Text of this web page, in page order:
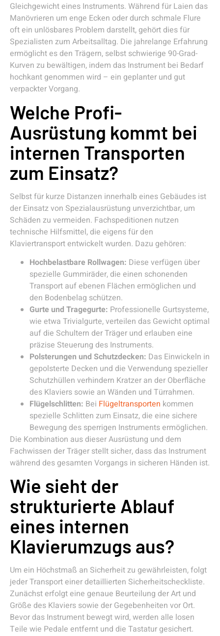
Gleichgewicht eines Instruments. Während für Laien das
Manövrieren um enge Ecken oder durch schmale Flure
oft ein unlösbares Problem darstellt, gehört dies für
Spezialisten zum Arbeitsalltag. Die jahrelange Erfahrung
ermöglicht es den Trägern, selbst schwierige 90-Grad-
Kurven zu bewältigen, indem das Instrument bei Bedarf
hochkant genommen wird – ein geplanter und gut
verpackter Vorgang.
Welche Profi-
Ausrüstung kommt bei
internen Transporten
zum Einsatz?
Selbst für kurze Distanzen innerhalb eines Gebäudes ist
der Einsatz von Spezialausrüstung unverzichtbar, um
Schäden zu vermeiden. Fachspeditionen nutzen
technische Hilfsmittel, die eigens für den
Klaviertransport entwickelt wurden. Dazu gehören:
Hochbelastbare Rollwagen: Diese verfügen über
spezielle Gummiräder, die einen schonenden
Transport auf ebenen Flächen ermöglichen und
den Bodenbelag schützen.
Gurte und Tragegurte: Professionelle Gurtsysteme,
wie etwa Trivialgurte, verteilen das Gewicht optimal
auf die Schultern der Träger und erlauben eine
präzise Steuerung des Instruments.
Polsterungen und Schutzdecken: Das Einwickeln in
gepolsterte Decken und die Verwendung spezieller
Schutzhüllen verhindern Kratzer an der Oberfläche
des Klaviers sowie an Wänden und Türrahmen.
Flügelschlitten: Bei Flügeltransporten kommen
spezielle Schlitten zum Einsatz, die eine sichere
Bewegung des sperrigen Instruments ermöglichen.
Die Kombination aus dieser Ausrüstung und dem
Fachwissen der Träger stellt sicher, dass das Instrument
während des gesamten Vorgangs in sicheren Händen ist.
Wie sieht der
strukturierte Ablauf
eines internen
Klavierumzugs aus?
Um ein Höchstmaß an Sicherheit zu gewährleisten, folgt
jeder Transport einer detaillierten Sicherheitscheckliste.
Zunächst erfolgt eine genaue Beurteilung der Art und
Größe des Klaviers sowie der Gegebenheiten vor Ort.
Bevor das Instrument bewegt wird, werden alle losen
Teile wie Pedale entfernt und die Tastatur gesichert.